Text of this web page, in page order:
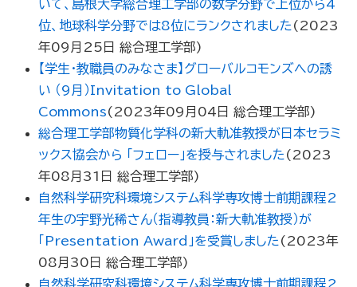
いて、島根大学総合理工学部の数学分野で上位から4
位、地球科学分野では8位にランクされました ( 2023
年09月25日 総合理工学部)
【学生・教職員のみなさま】グローバルコモンズへの誘
い （9月）Invitation to Global
Commons( 2023年09月04日 総合理工学部)
総合理工学部物質化学科の新大軌准教授が日本セラミ
ックス協会から ｢フェロー｣を授与されました ( 2023
年08月31日 総合理工学部)
自然科学研究科環境システム科学専攻博士前期課程2
年生の宇野光稀さん（指導教員：新大軌准教授）が
「Presentation Award」を受賞しました ( 2023年
08月30日 総合理工学部)
自然科学研究科環境システム科学専攻博士前期課程2